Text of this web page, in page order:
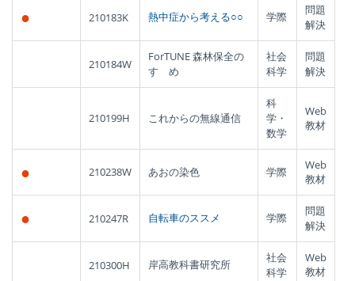
● 210183K 熱中症から考える○○ 学際
問題
解決
210184W
ForTUNE 森林保全の
すゝめ
社会
科学
問題
解決
210199H これからの無線通信
科
学・
数学
Web
教材
● 210238W あおの染色 学際
Web
教材
● 210247R 自転車のススメ 学際
問題
解決
210300H 岸高教科書研究所
社会
科学
Web
教材